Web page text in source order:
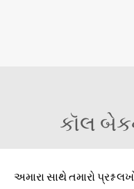
કૉલ
અમારા સાથે તમારો